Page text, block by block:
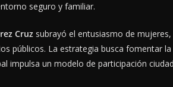
seguro y familiar.
Cruz subrayó el entusiasmo de
públicos. La estrategia busca fomentar la
impulsa un modelo de participación